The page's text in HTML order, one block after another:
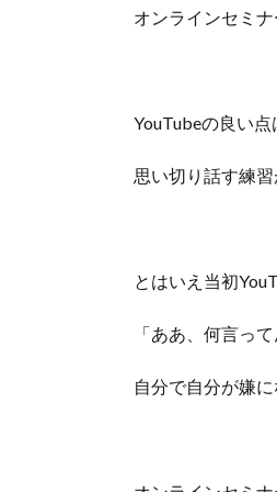
オンラインセミ
YouTubeの良い
思い切り話す練習
とはいえ当初
「ああ、何言っ
自分で自分が嫌